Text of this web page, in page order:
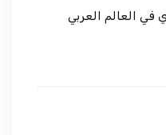
في العالم العربي